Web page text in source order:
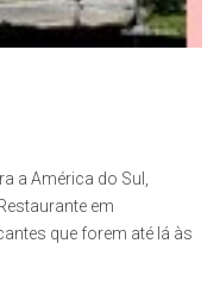
a América do Sul,
em
que forem até lá às